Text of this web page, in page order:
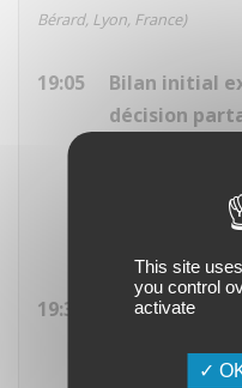
Bérard, Lyon, France)
19:05
Bilan initial
décision
Marie
19:30
Adaptation
opératoire.
This site
you control
activate